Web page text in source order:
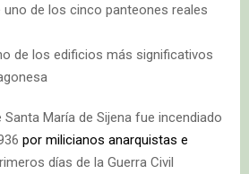
uno de los cinco panteones reales
de los edificios más significativos
Santa María de Sijena fue incendiado
por milicianos anarquistas e
días de la Guerra Civil